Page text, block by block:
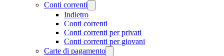
Conti correnti
Indietro
Conti correnti
Conti correnti per privati
Conti correnti per giovani
Carte di pagamento